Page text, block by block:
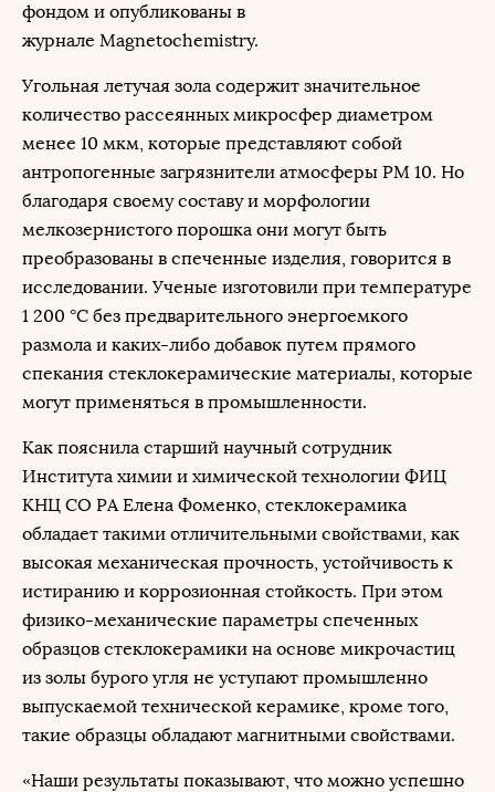
фондом и опубликованы в
журнале Magnetochemistry.
Угольная летучая зола содержит значительное
количество рассеянных микросфер диаметром
менее 10 мкм, которые представляют собой
антропогенные загрязнители атмосферы PM 10. Но
благодаря своему составу и морфологии
мелкозернистого порошка они могут быть
преобразованы в спеченные изделия, говорится в
исследовании. Ученые изготовили при температуре
1 200 °C без предварительного энергоемкого
размола и каких-либо добавок путем прямого
спекания стеклокерамические материалы, которые
могут применяться в промышленности.
Как пояснила старший научный сотрудник
Института химии и химической технологии ФИЦ
КНЦ СО РА Елена Фоменко, стеклокерамика
обладает такими отличительными свойствами, как
высокая механическая прочность, устойчивость к
истиранию и коррозионная стойкость. При этом
физико-механические параметры спеченных
образцов стеклокерамики на основе микрочастиц
из золы бурого угля не уступают промышленно
выпускаемой технической керамике, кроме того,
такие образцы обладают магнитными свойствами.
«Наши результаты показывают, что можно успешно